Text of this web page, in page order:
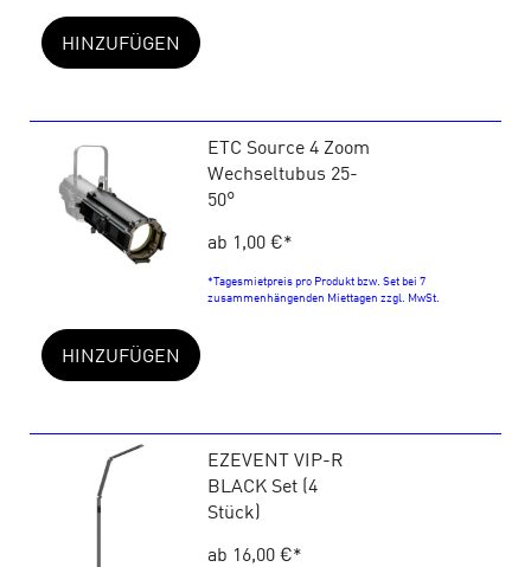
HINZUFÜGEN
ETC Source 4 Zoom
Wechseltubus 25-
50°
ab 1,00 €*
*Tagesmietpreis pro Produkt bzw. Set bei 7
zusammenhängenden Miettagen zzgl. MwSt.
HINZUFÜGEN
EZEVENT VIP-R
BLACK Set (4
Stück)
ab 16,00 €*